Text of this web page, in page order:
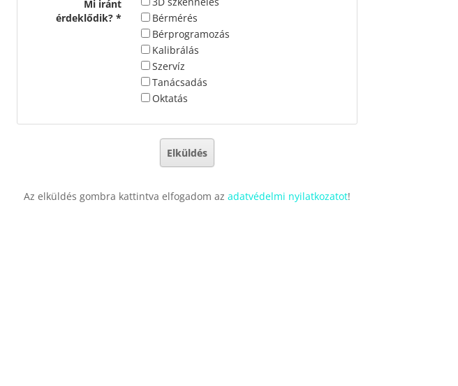
Mi iránt
érdeklődik?
Bérmérés
Bérprogramozás
Kalibrálás
Szervíz
Tanácsadás
Oktatás
Az elküldés gombra kattintva elfogadom az adatvédelmi nyilatkozatot!